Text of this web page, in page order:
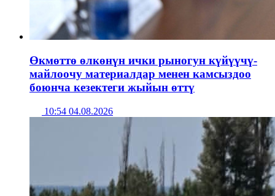
Өкмөттө өлкөнүн ички рыногун күйүүчү-
майлоочу материалдар менен камсыздоо
боюнча кезектеги жыйын өттү
10:54 04.08.2026